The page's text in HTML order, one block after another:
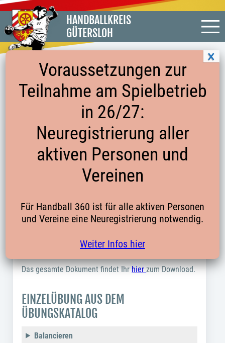
HANDBALLKREIS
GÜTERSLOH
ÜBUNGEN HVW
Vom Handballverband Württemberg wurde uns der
Wettkampfübungen für den Vielsteitigkeitstest zur
Württemberg steht hier zum Download bereit:
Das gesamte Dokument findet Ihrhierzum Download.
EINZELÜBUNG AUS DEM
ÜBUNGSKATALOG
Balancieren
Voraussetzungen zur
Teilnahme am Spielbetrieb
in 26/27:
Neuregistrierung aller
aktiven Personen und
Vereinen
Für Handball 360 ist für alle aktiven Personen
und Vereine eine Neuregistrierung notwendig.
Weiter Infos hier